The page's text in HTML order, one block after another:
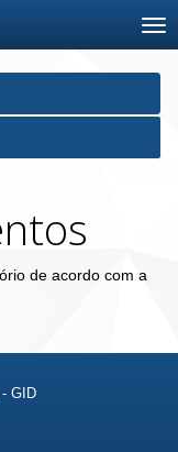
de acordo com a
GID